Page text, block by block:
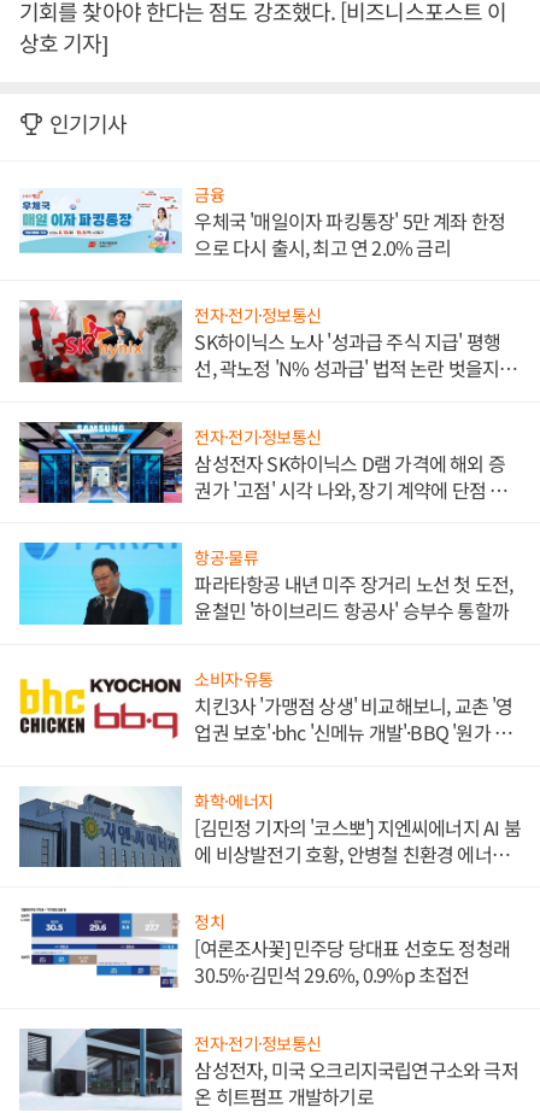
기회를 찾아야 한다는 점도 강조했다. [비즈니스포스트 이
상호 기자]
인기기사
금융
우체국 '매일이자 파킹통장' 5만 계좌 한정
으로 다시 출시, 최고 연 2.0% 금리
전자·전기·정보통신
SK하이닉스 노사 '성과급 주식 지급' 평행
선, 곽노정 'N% 성과급' 법적 논란 벗을지 주
전자·전기·정보통신
삼성전자 SK하이닉스 D램 가격에 해외 증
권가 '고점' 시각 나와, 장기 계약에 단점 부
항공·물류
파라타항공 내년 미주 장거리 노선 첫 도전,
윤철민 '하이브리드 항공사' 승부수 통할까
소비자·유통
치킨3사 '가맹점 상생' 비교해보니, 교촌 '영
업권 보호'·bhc '신메뉴 개발'·BBQ '원가 부
화학·에너지
[김민정 기자의 '코스뽀'] 지엔씨에너지 AI 붐
에 비상발전기 호황, 안병철 친환경 에너지
정치
[여론조사꽃] 민주당 당대표 선호도 정청래
30.5%·김민석 29.6%, 0.9%p 초접전
전자·전기·정보통신
삼성전자, 미국 오크리지국립연구소와 극저
온 히트펌프 개발하기로